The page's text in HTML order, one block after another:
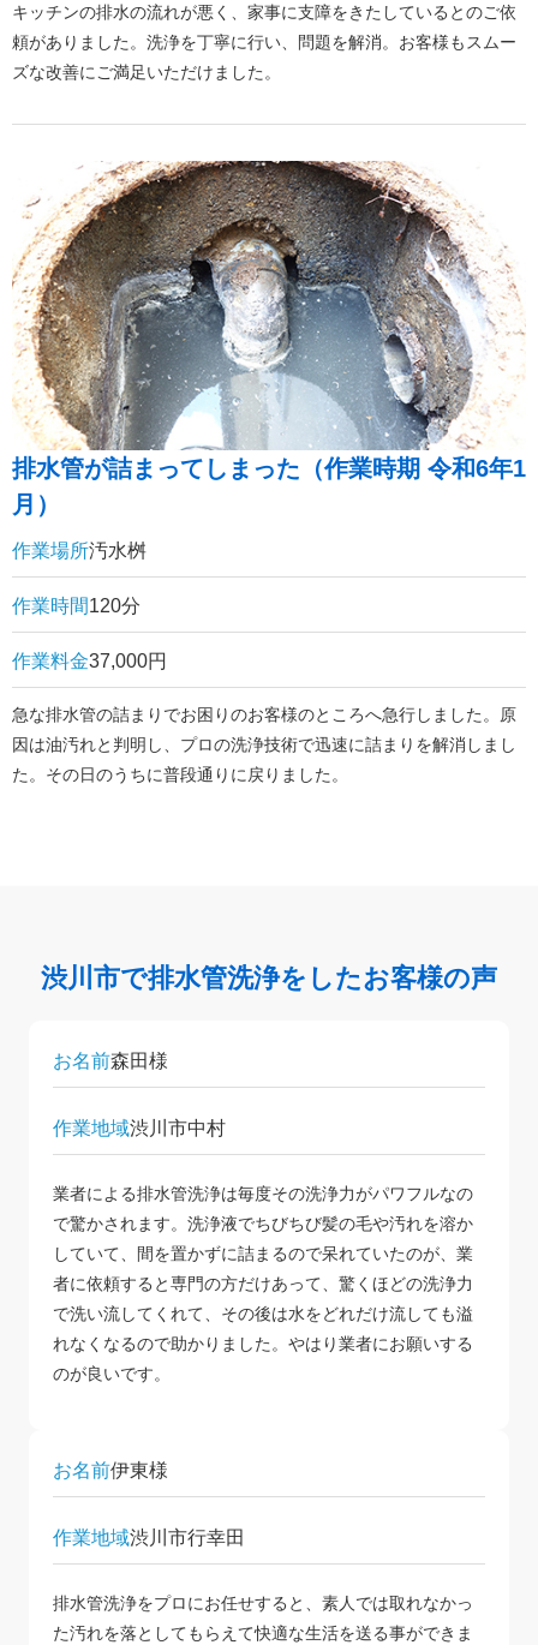
キッチンの排水の流れが悪く、家事に支障をきたしているとのご依
頼がありました。洗浄を丁寧に行い、問題を解消。お客様もスムー
ズな改善にご満足いただけました。
排水管が詰まってしまった（作業時期 令和6年1
月）
作業場所汚水桝
作業時間120分
作業料金37,000円
急な排水管の詰まりでお困りのお客様のところへ急行しました。原
因は油汚れと判明し、プロの洗浄技術で迅速に詰まりを解消しまし
た。その日のうちに普段通りに戻りました。
渋川市で排水管洗浄をしたお客様の声
お名前森田様
作業地域渋川市中村
業者による排水管洗浄は毎度その洗浄力がパワフルなの
で驚かされます。洗浄液でちびちび髪の毛や汚れを溶か
していて、間を置かずに詰まるので呆れていたのが、業
者に依頼すると専門の方だけあって、驚くほどの洗浄力
で洗い流してくれて、その後は水をどれだけ流しても溢
れなくなるので助かりました。やはり業者にお願いする
のが良いです。
お名前伊東様
作業地域渋川市行幸田
排水管洗浄をプロにお任せすると、素人では取れなかっ
た汚れを落としてもらえて快適な生活を送る事ができま